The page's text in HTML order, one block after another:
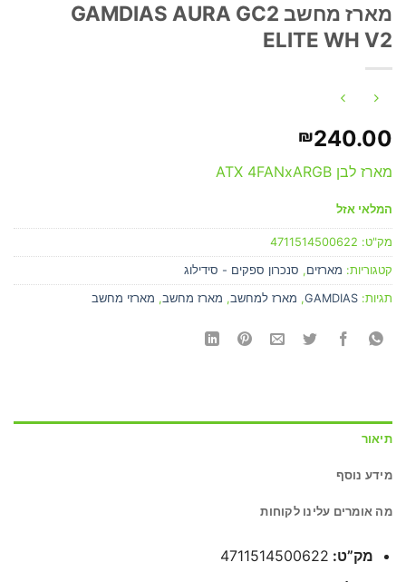
מארז מחשב GAMDIAS AURA GC2
ELITE WH V2
₪240.00
מארז לבן ATX 4FANxARGB
המלאי אזל
מק"ט: 4711514500622
קטגוריות: מארזים, סנכרון ספקים - סידילוג
תגיות: GAMDIAS
, מארז למחשב, מארז מחשב, מארזי מחשב
תיאור
מידע נוסף
מה אומרים עלינו לקוחות
מק”ט: 4711514500622